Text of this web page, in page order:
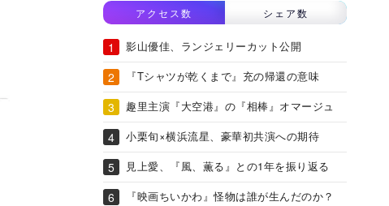
アクセス数 シェア数
影山優佳、ランジェリーカット公開
『Tシャツが乾くまで』充の帰還の意味
趣里主演『大空港』の『相棒』オマージュ
小栗旬×横浜流星、豪華初共演への期待
見上愛、『風、薫る』との1年を振り返る
『映画ちいかわ』怪物は誰が生んだのか？